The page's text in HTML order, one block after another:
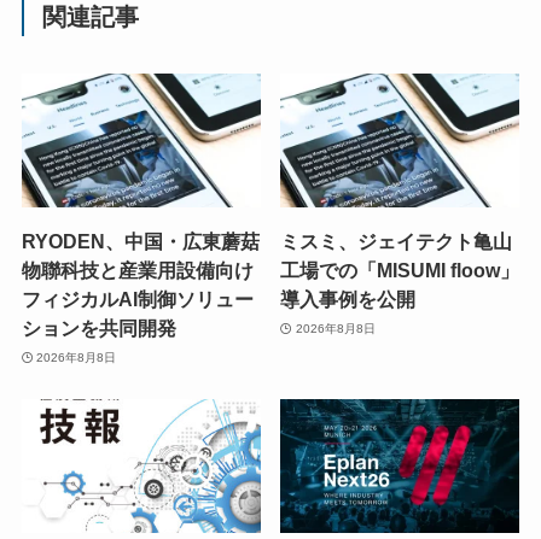
関連記事
RYODEN、中国・広東蘑菇
物聯科技と産業用設備向け
フィジカルAI制御ソリュー
ションを共同開発
2026年8月8日
ミスミ、ジェイテクト亀山
工場での「MISUMI floow」
導入事例を公開
2026年8月8日